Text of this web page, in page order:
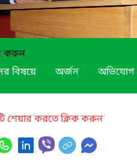
করুন
বিষয়ে
অর্জন অভিযোগ
শেয়ার করতে ক্লিক করুন